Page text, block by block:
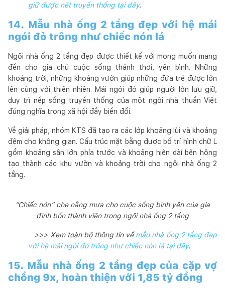
giữ được nét truyền thống tại đây.
14. Mẫu nhà ống 2 tầng đẹp với hệ mái
ngói đỏ trông như chiếc nón lá
Ngôi nhà ống 2 tầng đẹp được thiết kế với mong muốn mang
đến cho gia chủ cuộc sống thảnh thơi, yên bình. Những
khoảng trời, những khoảng vườn giúp những đứa trẻ được lớn
lên cùng với thiên nhiên. Mái ngói đỏ giúp người lớn lưu giữ,
duy trì nếp sống truyền thống của một ngôi nhà thuần Việt
đúng nghĩa trong xã hội đầy biến đổi.
Về giải pháp, nhóm KTS đã tạo ra các lớp khoảng lùi và khoảng
đệm cho không gian. Cấu trúc mặt bằng được bố trí hình chữ L
gồm khoảng sân lớn phía trước và khoảng hiên dài bên hông
tạo thành các khu vườn và khoảng trời cho ngôi nhà ống 2
tầng.
“Chiếc nón” che nắng mưa cho cuộc sống bình yên của gia
đình bốn thành viên trong ngôi nhà ống 2 tầng
>>> Xem toàn bộ thông tin vềmẫu nhà ống 2 tầng đẹp
với hệ mái ngói đỏ trông như chiếc nón lá tại đây.
15. Mẫu nhà ống 2 tầng đẹp của cặp vợ
chồng 9x, hoàn thiện với 1,85 tỷ đồng